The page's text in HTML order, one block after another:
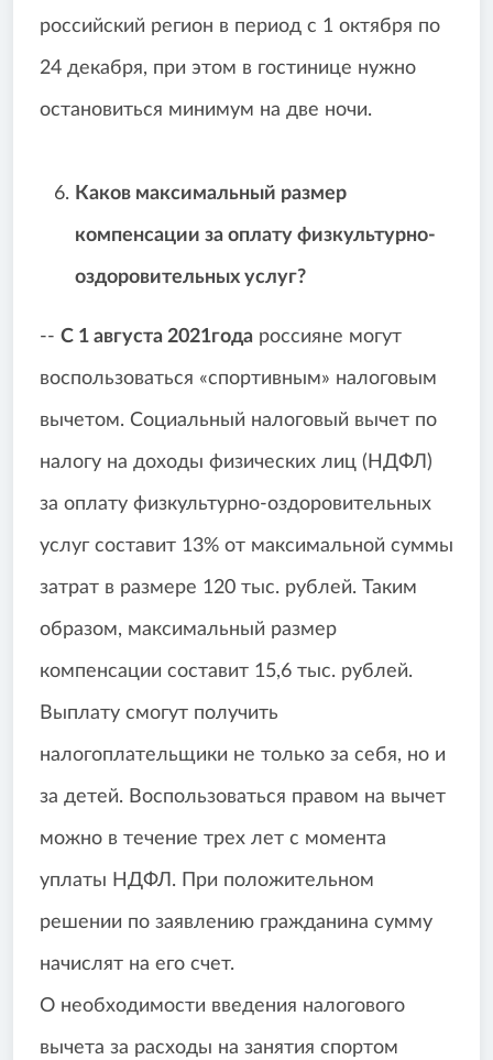
российский регион в период с 1 октября по
24 декабря, при этом в гостинице нужно
остановиться минимум на две ночи.
Каков максимальный размер
компенсации за оплату физкультурно-
оздоровительных услуг?
-- С 1 августа 2021года россияне могут
воспользоваться «спортивным» налоговым
вычетом. Социальный налоговый вычет по
налогу на доходы физических лиц (НДФЛ)
за оплату физкультурно-оздоровительных
услуг составит 13% от максимальной суммы
затрат в размере 120 тыс. рублей. Таким
образом, максимальный размер
компенсации составит 15,6 тыс. рублей.
Выплату смогут получить
налогоплательщики не только за себя, но и
за детей. Воспользоваться правом на вычет
можно в течение трех лет с момента
уплаты НДФЛ. При положительном
решении по заявлению гражданина сумму
начислят на его счет.
О необходимости введения налогового
вычета за расходы на занятия спортом